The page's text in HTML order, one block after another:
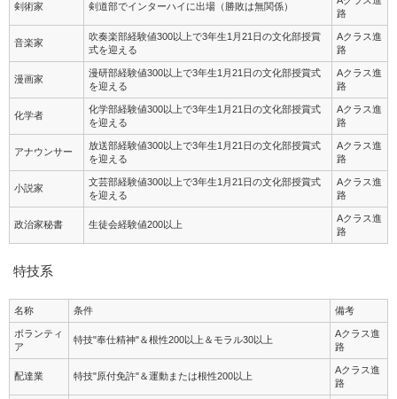
剣術家 剣道部でインターハイに出場（勝敗は無関係）
路
音楽家
吹奏楽部経験値300以上で3年生1月21日の文化部授賞
式を迎える
Aクラス進
路
漫画家
漫研部経験値300以上で3年生1月21日の文化部授賞式
を迎える
Aクラス進
路
化学者
化学部経験値300以上で3年生1月21日の文化部授賞式
を迎える
Aクラス進
路
アナウンサー
放送部経験値300以上で3年生1月21日の文化部授賞式
を迎える
Aクラス進
路
小説家
文芸部経験値300以上で3年生1月21日の文化部授賞式
を迎える
Aクラス進
路
政治家秘書 生徒会経験値200以上
Aクラス進
路
特技系
名称 条件 備考
ボランティ
ア
特技"奉仕精神"＆根性200以上＆モラル30以上
Aクラス進
路
配達業 特技"原付免許"＆運動または根性200以上
Aクラス進
路